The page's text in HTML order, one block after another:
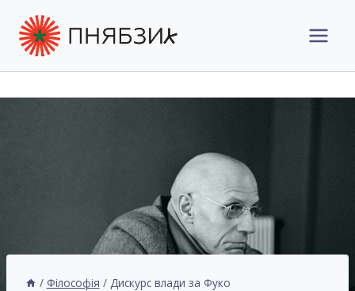
вмісту
/ Філософія / Дискурс влади за Фуко